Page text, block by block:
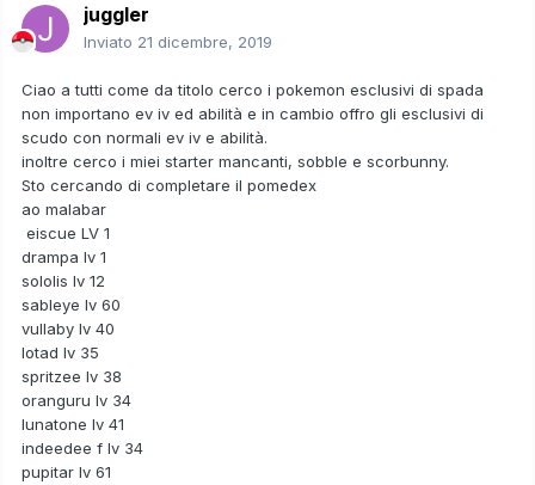
juggler
Inviato 21 dicembre, 2019
Ciao a tutti come da titolo cerco i pokemon esclusivi di spada
non importano ev iv ed abilità e in cambio offro gli esclusivi di
scudo con normali ev iv e abilità.
inoltre cerco i miei starter mancanti, sobble e scorbunny.
Sto cercando di completare il pomedex
ao malabar
eiscue LV 1
drampa lv 1
sololis lv 12
sableye lv 60
vullaby lv 40
lotad lv 35
spritzee lv 38
oranguru lv 34
lunatone lv 41
indeedee f lv 34
pupitar lv 61